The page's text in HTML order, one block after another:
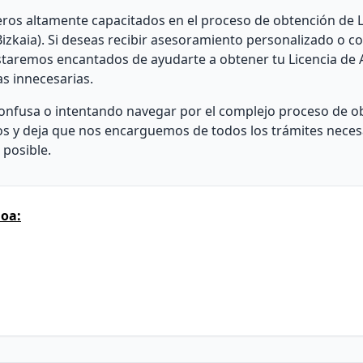
altamente capacitados en el proceso de obtención de
Si deseas recibir asesoramiento personalizado o
encantados de ayudarte a obtener tu Licencia de
innecesarias.
o intentando navegar por el complejo proceso de
y deja que nos encarguemos de todos los trámites